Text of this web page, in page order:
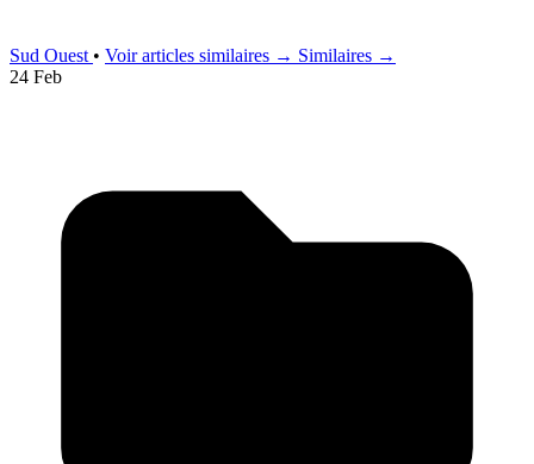
Sud Ouest • Voir articles similaires → Similaires →
24 Feb